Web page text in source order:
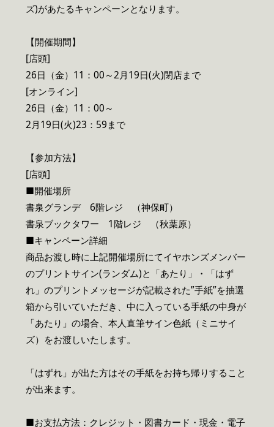
ズ)があたるキャンペーンとなります。
【開催期間】
[店頭]
26日（金）11：00～2月19日(火)閉店まで
[オンライン]
26日（金）11：00～
2月19日(火)23：59まで
【参加方法】
[店頭]
■開催場所
書泉グランデ 6階レジ （神保町）
書泉ブックタワー 1階レジ （秋葉原）
■キャンペーン詳細
商品お渡し時に上記開催場所にてイヤホンズメンバー
のプリントサイン(ランダム)と「あたり」・「はず
れ」のプリントメッセージが記載された”手紙”を抽選
箱から引いていただき、中に入っている手紙の中身が
「あたり」の場合、本人直筆サイン色紙（ミニサイ
ズ）をお渡しいたします。
「はずれ」が出た方はその手紙をお持ち帰りすること
が出来ます。
■お支払方法：クレジット・図書カード・現金・電子